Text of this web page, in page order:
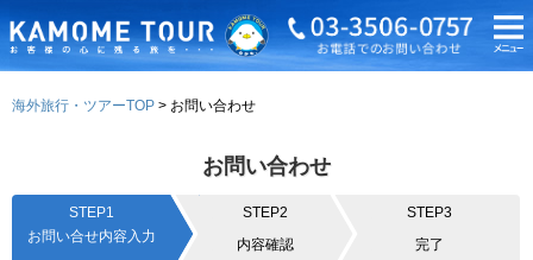
海外旅行・ツアーTOP お問い合わせ
お問い合わせ
STEP1
お問い合せ内容入力
STEP2
内容確認
STEP3
完了